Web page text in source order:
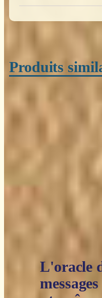
Produits
L'oracle